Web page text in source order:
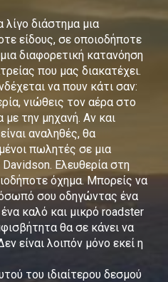
διάστημα μια
είδους, σε οποιοδήποτε
διαφορετική κατανόηση
που μας διακατέχει.
να πουν κάτι σαν:
νιώθεις τον αέρα στο
την μηχανή. Αν και
αναληθές, θα
πωλητές σε μια
Ελευθερία στη
όχημα. Μπορείς να
σου οδηγώντας ένα
καλό και μικρό roadster
θα σε κάνει να
είναι λοιπόν μόνο εκεί η
του ιδιαίτερου δεσμού